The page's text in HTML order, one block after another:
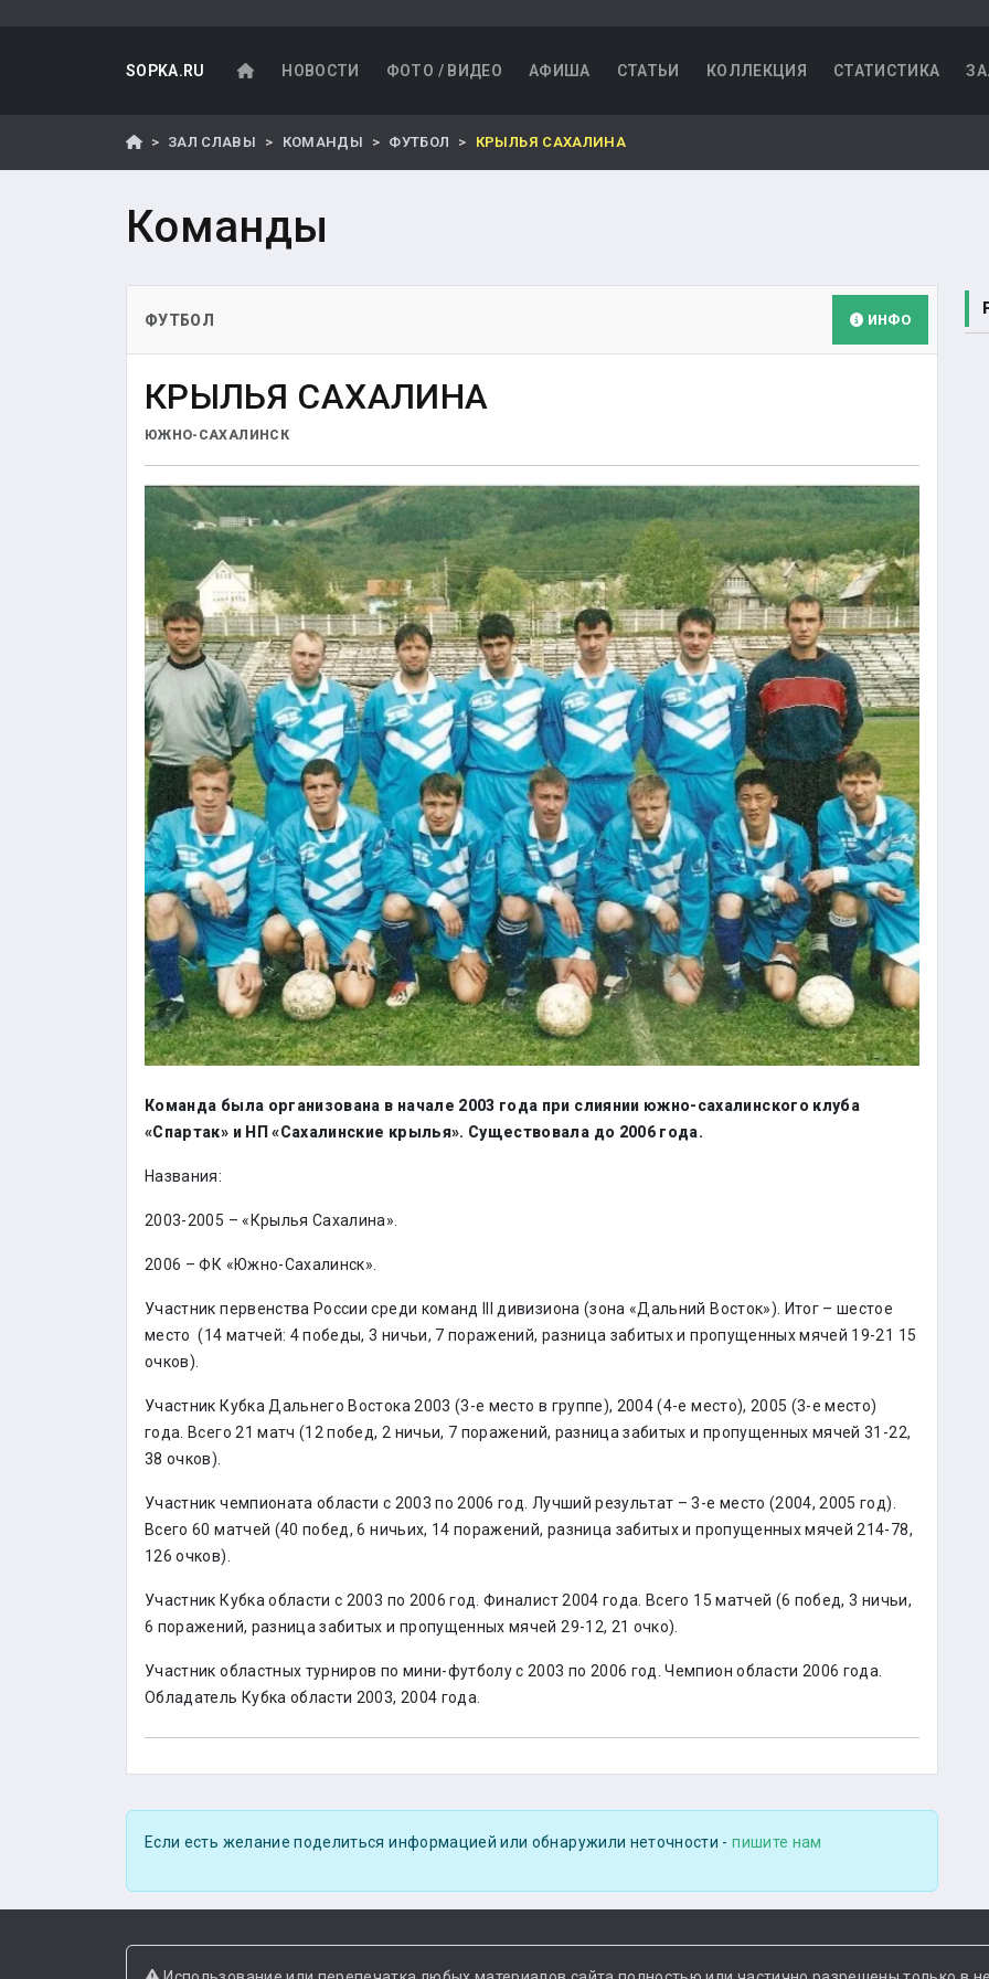
SOPKA.RU НОВОСТИ ФОТО / ВИДЕО АФИША СТАТЬИ КОЛЛЕКЦИЯ СТАТИСТИКА
ЗАЛ СЛАВЫ КОМАНДЫ ФУТБОЛ КРЫЛЬЯ САХАЛИНА
Команды
ФУТБОЛ ИНФО
КРЫЛЬЯ САХАЛИНА
ЮЖНО-САХАЛИНСК
Команда была организована в начале 2003 года при слиянии южно-сахалинского клуба
«Спартак» и НП «Сахалинские крылья». Существовала до 2006 года.
Названия:
2003-2005 – «Крылья Сахалина».
2006 – ФК «Южно-Сахалинск».
Участник первенства России среди команд III дивизиона (зона «Дальний Восток»). Итог – шестое
место (14 матчей: 4 победы, 3 ничьи, 7 поражений, разница забитых и пропущенных мячей 19-21 15
очков).
Участник Кубка Дальнего Востока 2003 (3-е место в группе), 2004 (4-е место), 2005 (3-е место)
года. Всего 21 матч (12 побед, 2 ничьи, 7 поражений, разница забитых и пропущенных мячей 31-22,
38 очков).
Участник чемпионата области с 2003 по 2006 год. Лучший результат – 3-е место (2004, 2005 год).
Всего 60 матчей (40 побед, 6 ничьих, 14 поражений, разница забитых и пропущенных мячей 214-78,
126 очков).
Участник Кубка области с 2003 по 2006 год. Финалист 2004 года. Всего 15 матчей (6 побед, 3 ничьи,
6 поражений, разница забитых и пропущенных мячей 29-12, 21 очко).
Участник областных турниров по мини-футболу с 2003 по 2006 год. Чемпион области 2006 года.
Обладатель Кубка области 2003, 2004 года.
Если есть желание поделиться информацией или обнаружили неточности -пишите нам